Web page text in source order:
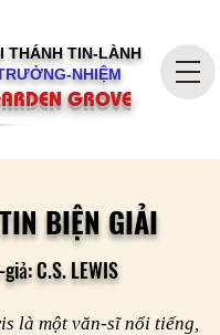
THÁNH TIN-LÀNH
NHIỆM
GROVE
BIỆN GIẢI
C.S. LEWIS
là một văn-sĩ nổi tiếng,